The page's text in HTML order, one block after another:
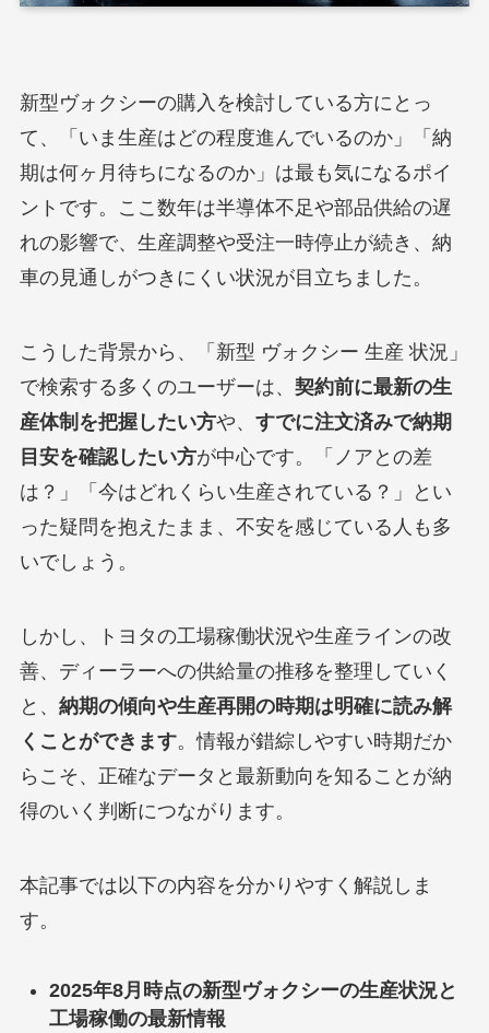
新型ヴォクシーの購入を検討している方にとっ
て、「いま生産はどの程度進んでいるのか」「納
期は何ヶ月待ちになるのか」は最も気になるポイ
ントです。ここ数年は半導体不足や部品供給の遅
れの影響で、生産調整や受注一時停止が続き、納
車の見通しがつきにくい状況が目立ちました。
こうした背景から、「新型 ヴォクシー 生産 状況」
で検索する多くのユーザーは、 契約前に最新の生
産体制を把握したい方や、 すでに注文済みで納期
目安を確認したい方が中心です。「ノアとの差
は？」「今はどれくらい生産されている？」とい
った疑問を抱えたまま、不安を感じている人も多
いでしょう。
しかし、トヨタの工場稼働状況や生産ラインの改
善、ディーラーへの供給量の推移を整理していく
と、 納期の傾向や生産再開の時期は明確に読み解
くことができます。情報が錯綜しやすい時期だか
らこそ、正確なデータと最新動向を知ることが納
得のいく判断につながります。
本記事では以下の内容を分かりやすく解説しま
す。
2025年8月時点の新型ヴォクシーの生産状況と
工場稼働の最新情報